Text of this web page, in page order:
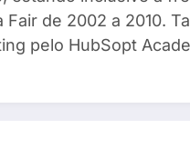
Fair de 2002 a 2010.
pelo HubSopt